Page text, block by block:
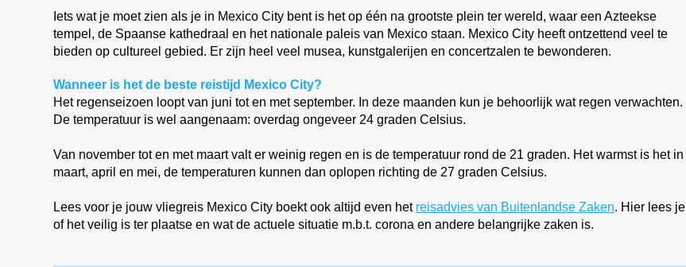
Iets wat je moet zien als je in Mexico City bent is het op één na grootste plein ter wereld, waar een Azteekse
tempel, de Spaanse kathedraal en het nationale paleis van Mexico staan. Mexico City heeft ontzettend veel te
bieden op cultureel gebied. Er zijn heel veel musea, kunstgalerijen en concertzalen te bewonderen.
Wanneer is het de beste reistijd Mexico City?
Het regenseizoen loopt van juni tot en met september. In deze maanden kun je behoorlijk wat regen verwachten.
De temperatuur is wel aangenaam: overdag ongeveer 24 graden Celsius.
Van november tot en met maart valt er weinig regen en is de temperatuur rond de 21 graden. Het warmst is het in
maart, april en mei, de temperaturen kunnen dan oplopen richting de 27 graden Celsius.
Lees voor je jouw vliegreis Mexico City boekt ook altijd even het reisadvies van Buitenlandse Zaken. Hier lees je
of het veilig is ter plaatse en wat de actuele situatie m.b.t. corona en andere belangrijke zaken is.